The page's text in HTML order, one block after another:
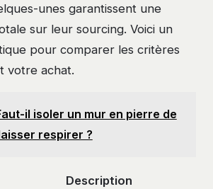
unes garantissent une
sur leur sourcing. Voici un
pour comparer les critères
votre achat.
il isoler un mur en pierre de
respirer ?
Description